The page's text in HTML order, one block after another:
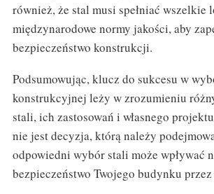
również, że stal musi spełniać wszelkie
międzynarodowe normy jakości, aby
bezpieczeństwo konstrukcji.
Podsumowując, klucz do sukcesu w
konstrukcyjnej leży w zrozumieniu
stali, ich zastosowań i własnego
nie jest decyzja, którą należy
odpowiedni wybór stali może wpływać
bezpieczeństwo Twojego budynku